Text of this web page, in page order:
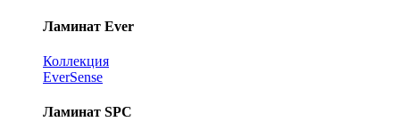
Ламинат Ever
Коллекция
EverSense
Ламинат SPC